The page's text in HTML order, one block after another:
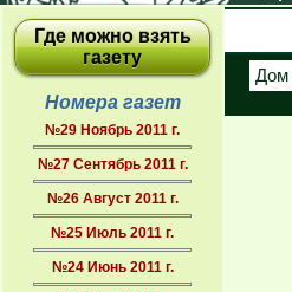
Где можно взять
газету
Номера газет
№29 Ноябрь 2011 г.
№27 Сентябрь 2011 г.
№26 Август 2011 г.
№25 Июль 2011 г.
№24 Июнь 2011 г.
Дом